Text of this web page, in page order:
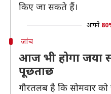
किए जा सकते हैं।
आपने
जांच
आज भी होगा जया
पूछताछ
गौरतलब है कि सोमवार